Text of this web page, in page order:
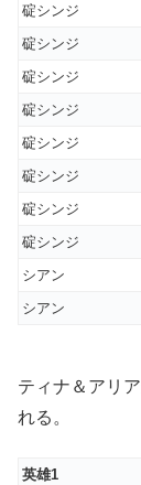
碇シンジ
碇シンジ
碇シンジ
碇シンジ
碇シンジ
碇シンジ
碇シンジ
碇シンジ
シアン
シアン
ティナ＆アリ
れる。
英雄1